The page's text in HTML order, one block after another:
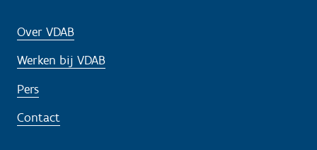
Over VDAB
Werken bij VDAB
Pers
Contact